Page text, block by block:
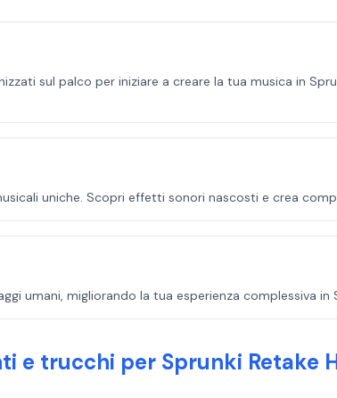
sul palco per iniziare a creare la tua musica in
uniche. Scopri effetti sonori nascosti e crea
umani, migliorando la tua esperienza complessiva in
e trucchi per Sprunki Retake